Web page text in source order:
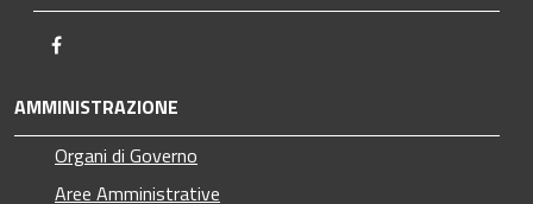
AMMINISTRAZIONE
Organi di Governo
Aree Amministrative